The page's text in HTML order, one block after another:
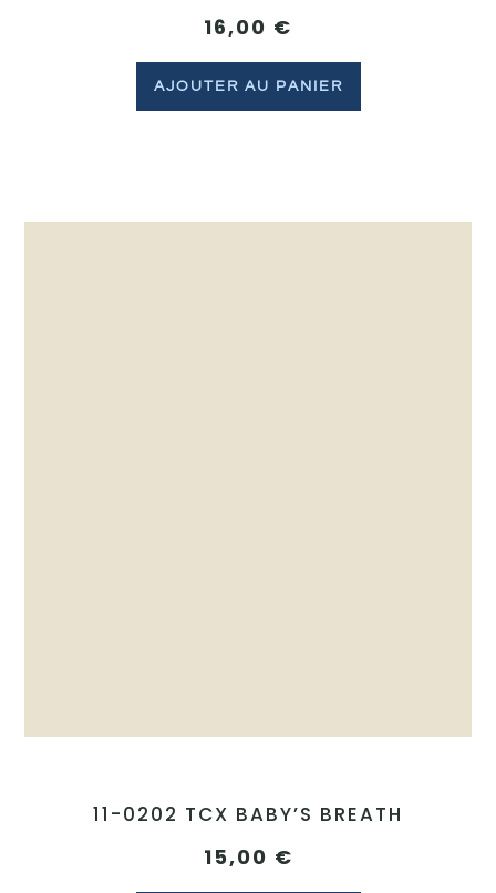
16,00 €
AJOUTER AU PANIER
11-0202 TCX BABY’S BREATH
15,00 €